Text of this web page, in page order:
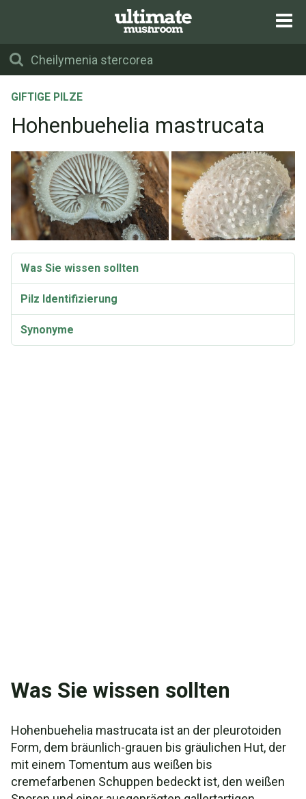
GIFTIGE PILZE
Hohenbuehelia mastrucata
Was Sie wissen sollten
Pilz Identifizierung
Synonyme
Was Sie wissen sollten
Hohenbuehelia mastrucata ist an der pleurotoiden
Form, dem bräunlich-grauen bis gräulichen Hut, der
mit einem Tomentum aus weißen bis
cremefarbenen Schuppen bedeckt ist, den weißen